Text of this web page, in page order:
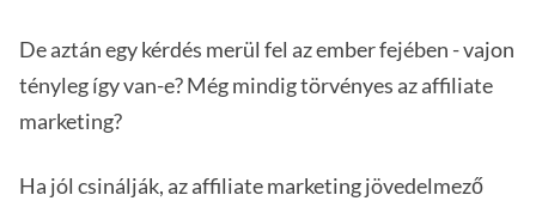
De aztán egy kérdés merül fel az ember fejében - vajon
tényleg így van-e? Még mindig törvényes az affiliate
marketing?
Ha jól csinálják, az affiliate marketing jövedelmező